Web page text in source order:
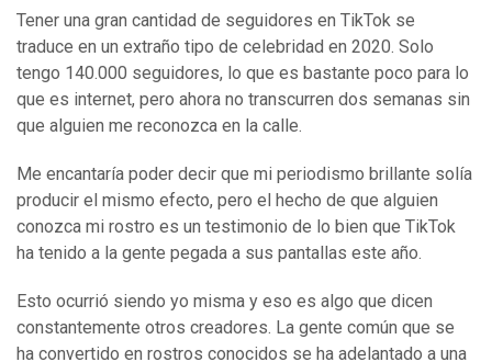
Tener una gran cantidad de seguidores en TikTok se
traduce en un extraño tipo de celebridad en 2020. Solo
tengo 140.000 seguidores, lo que es bastante poco para lo
que es internet, pero ahora no transcurren dos semanas sin
que alguien me reconozca en la calle.
Me encantaría poder decir que mi periodismo brillante solía
producir el mismo efecto, pero el hecho de que alguien
conozca mi rostro es un testimonio de lo bien que TikTok
ha tenido a la gente pegada a sus pantallas este año.
Esto ocurrió siendo yo misma y eso es algo que dicen
constantemente otros creadores. La gente común que se
ha convertido en rostros conocidos se ha adelantado a una